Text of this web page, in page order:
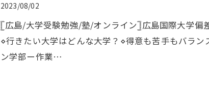
2023/08/02
𓊈広島/大学受験勉強/塾/オンライン𓊉広島国際大学
⋄行きたい大学はどんな大学？⋄得意も苦手もバラ
ン学部ー作業…